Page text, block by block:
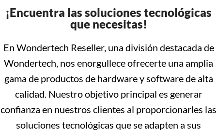
¡Encuentra las soluciones tecnológicas
que necesitas!
En Wondertech Reseller, una división destacada de
Wondertech, nos enorgullece ofrecerte una amplia
gama de productos de hardware y software de alta
calidad. Nuestro objetivo principal es generar
confianza en nuestros clientes al proporcionarles las
soluciones tecnológicas que se adapten a sus